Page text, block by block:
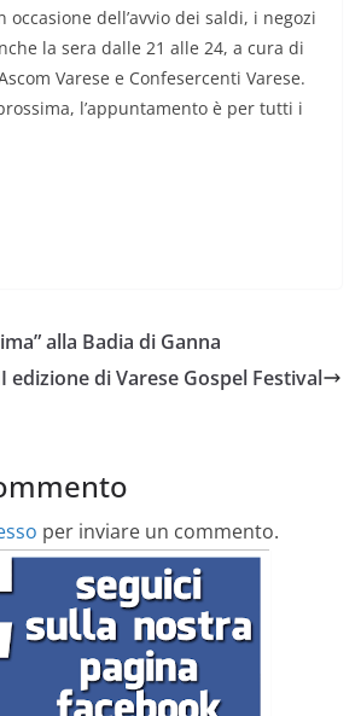
occasione dell’avvio dei saldi, i negozi
la sera dalle 21 alle 24, a cura di
Varese e Confesercenti Varese.
l’appuntamento è per tutti i
alla Badia di Ganna
edizione di Varese Gospel Festival
per inviare un commento.